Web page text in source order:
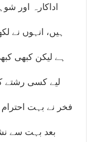
اداکارہ اور
ہیں، انہوں نے
ہے لیکن کبھی
لیے کسی رشتے
فخر نے بہت
بعد بہت سے